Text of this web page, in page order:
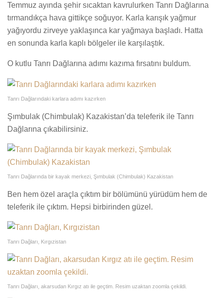
Temmuz ayında şehir sıcaktan kavrulurken Tanrı Dağlarına
tırmandıkça hava gittikçe soğuyor. Karla karışık yağmur
yağıyordu zirveye yaklaşınca kar yağmaya başladı. Hatta
en sonunda karla kaplı bölgeler ile karşılaştık.
O kutlu Tanrı Dağlarına adımı kazıma fırsatını buldum.
Tanrı Dağlarındaki karlara adımı kazırken
Şımbulak (Chimbulak) Kazakistan’da teleferik ile Tanrı
Dağlarına çıkabilirsiniz.
Tanrı Dağlarında bir kayak merkezi, Şımbulak (Chimbulak) Kazakistan
Ben hem özel araçla çıktım bir bölümünü yürüdüm hem de
teleferik ile çıktım. Hepsi birbirinden güzel.
Tanrı Dağları, Kırgızistan
Tanrı Dağları, akarsudan Kırgız atı ile geçtim. Resim uzaktan zoomla çekildi.